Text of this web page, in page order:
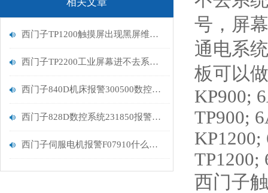
西门子TP1200触摸屏出现黑屏维修解决
西门子TP2200工业屏幕进不去系统维修方法
西门子840D机床报警300500数控系统伺服驱动器故障维修修复
西门子828D数控系统231850报警处理
西门子伺服电机报警F07910什么原因
号，屏
通电系
板可以
KP900;
TP900;
TP1200;
西门子